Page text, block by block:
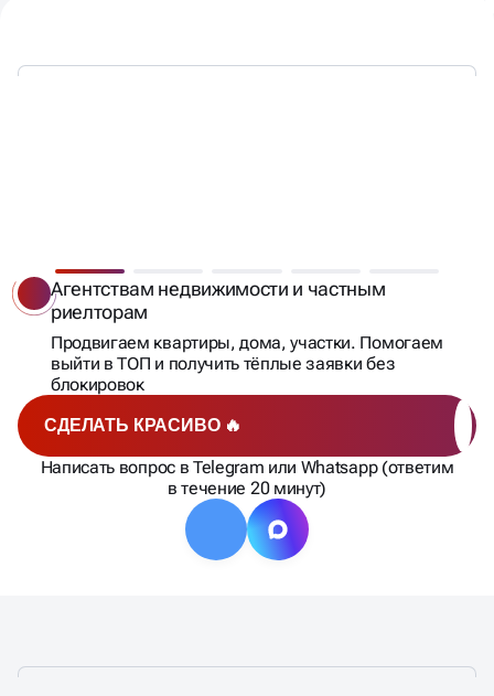
КОТОРАЯ РЕАЛЬНО
ПРИНОСИТ ЗАЯВКИ
СДЕЛАТЬ КРАСИВО 🔥
Написать вопрос в Telegram или Whatsapp (ответим
в течение 20 минут)
Агентствам недвижимости и частным
риелторам
Продвигаем квартиры, дома, участки. Помогаем
выйти в ТОП и получить тёплые заявки без
блокировок